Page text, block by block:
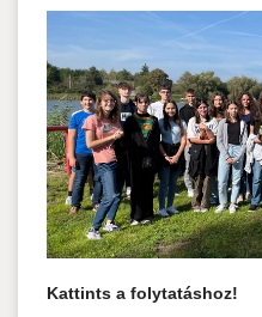
Kattints a folytatáshoz!